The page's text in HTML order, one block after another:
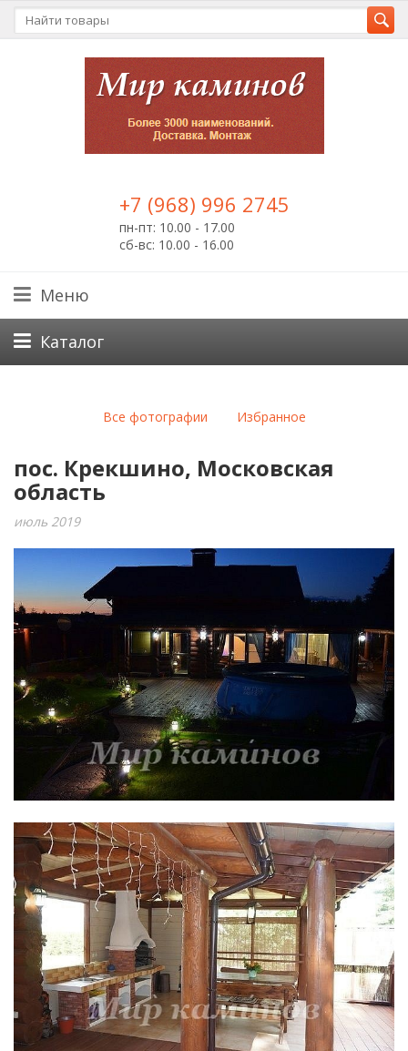
+7 (968) 996 2745
пн-пт: 10.00 - 17.00
сб-вс: 10.00 - 16.00
Меню
Каталог
Все фотографии Избранное
пос. Крекшино, Московская
область
июль 2019